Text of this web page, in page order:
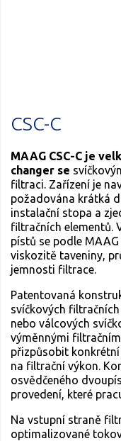
CSC-C
MAAG CSC-C je
changer se
filtraci. Zařízení je
požadována krátká
instalační stopa a
filtračních elementů.
pístů se podle
viskozitě taveniny,
jemnosti filtrace.
Patentovaná
svíčkových
nebo válcových
výměnnými
přizpůsobit
na filtrační výkon.
osvědčeného
provedení, které
Na vstupní straně
optimalizované